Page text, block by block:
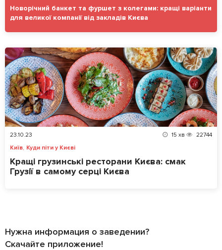
Новорічний банкет та фуршет з колегами: кращі варіанти
для великої компанії від закладів Києва
23.10.23 15 хв
22744
Київ, Куди піти у Києві
Кращі грузинські ресторани Києва: смак
Грузії в самому серці Києва
Нужна информация о заведении?
Скачайте приложение!